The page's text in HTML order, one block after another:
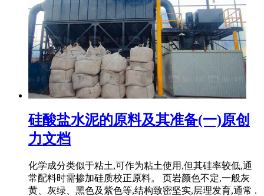
硅酸盐水泥的原料及其准备(一)原创
力文档
化学成分类似于粘土,可作为粘土使用,但其硅率较低,通
常配料时需掺加硅质校正原料。 页岩颜色不定,一般灰
黄、灰绿、黑色及紫色等,结构致密坚实,层理发育,通常 .